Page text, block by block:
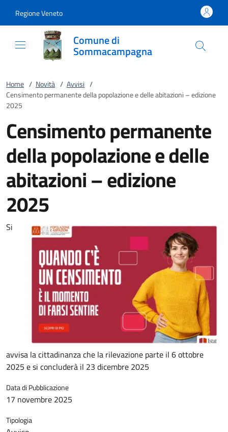
Regione Veneto
Comune di
Sommacampagna
Home / Novità / Avvisi /
Censimento permanente della popolazione e delle abitazioni – edizione
2025
Censimento permanente
della popolazione e delle
abitazioni – edizione
2025
Si
avvisa la cittadinanza che la rilevazione parte il 6 ottobre
2025 e si concluderà il 23 dicembre 2025
Data di Pubblicazione
17 novembre 2025
Tipologia